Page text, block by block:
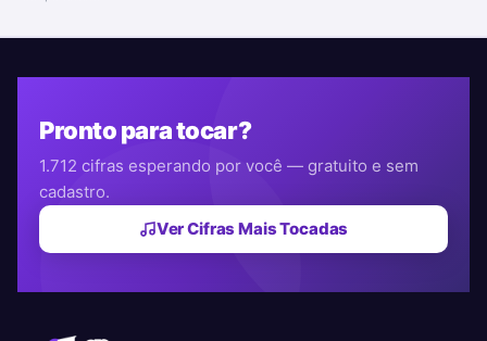
Pronto para tocar?
1.712 cifras esperando por você — gratuito e sem
cadastro.
Ver Cifras Mais Tocadas